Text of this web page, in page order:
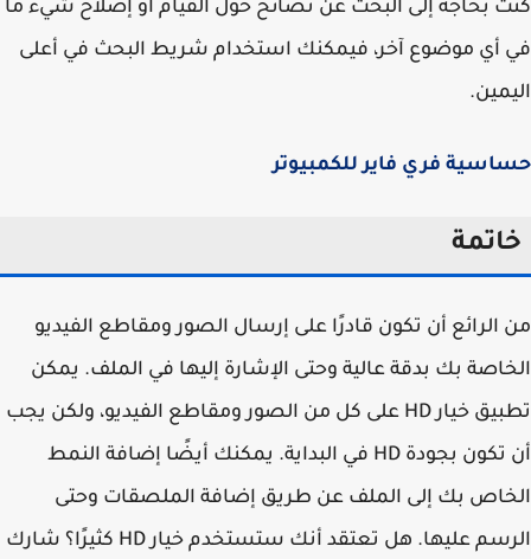
بحاجة إلى البحث عن نصائح حول القيام أو إصلاح شيء ما
أي موضوع آخر، فيمكنك استخدام شريط البحث في أعلى
فري فاير للكمبيوتر
الرائع أن تكون قادرًا على إرسال الصور ومقاطع الفيديو
بك بدقة عالية وحتى الإشارة إليها في الملف. يمكن
تطبيق خيار HD على كل من الصور ومقاطع الفيديو، ولكن يجب
أن تكون بجودة HD في البداية. يمكنك أيضًا إضافة النمط
بك إلى الملف عن طريق إضافة الملصقات وحتى
الرسم عليها. هل تعتقد أنك ستستخدم خيار HD كثيرًا؟ شارك